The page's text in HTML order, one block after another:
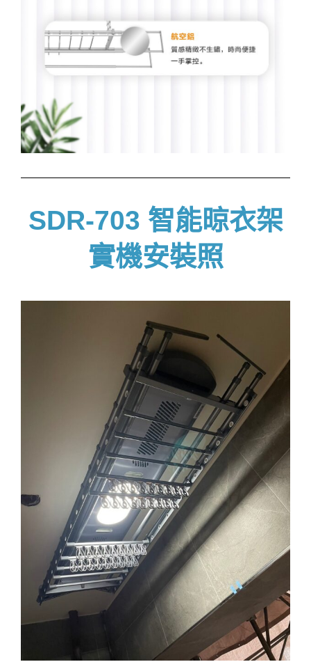
SDR-703 智能晾衣架
實機安裝照